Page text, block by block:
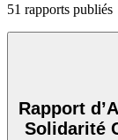
51 rapports publiés
Rapport
Solidarité